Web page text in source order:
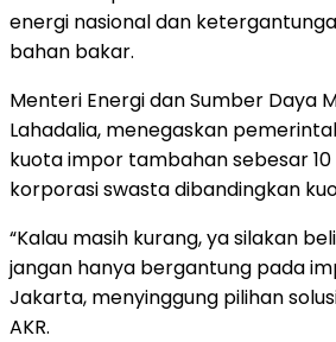
energi nasional dan
bahan bakar.
Menteri Energi dan Sumber Daya
Lahadalia, menegaskan
kuota impor tambahan sebesar
korporasi swasta dibandingkan
“Kalau masih kurang, ya silakan
jangan hanya bergantung pada
Jakarta, menyinggung pilihan
AKR.